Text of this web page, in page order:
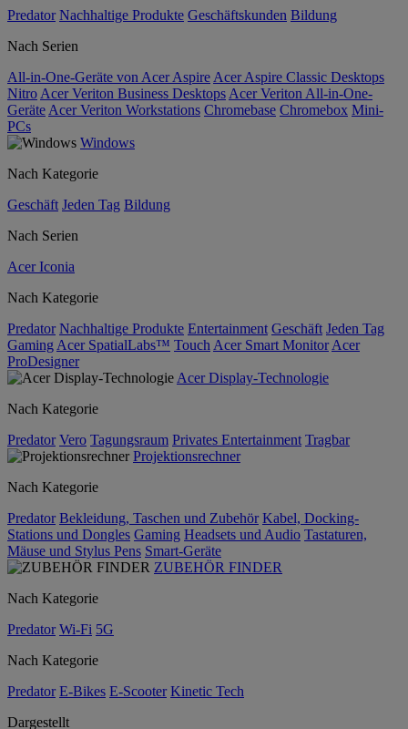
Predator Nachhaltige Produkte Geschäftskunden Bildung
Nach Serien
All-in-One-Geräte von Acer Aspire Acer Aspire Classic Desktops
Nitro Acer Veriton Business Desktops Acer Veriton All-in-One-
Geräte Acer Veriton Workstations Chromebase Chromebox Mini-
PCs
Windows
Nach Kategorie
Geschäft Jeden Tag Bildung
Nach Serien
Acer Iconia
Nach Kategorie
Predator Nachhaltige Produkte Entertainment Geschäft Jeden Tag
Gaming Acer SpatialLabs™ Touch Acer Smart Monitor Acer
ProDesigner
Acer Display-Technologie
Nach Kategorie
Predator Vero Tagungsraum Privates Entertainment Tragbar
Projektionsrechner
Nach Kategorie
Predator Bekleidung, Taschen und Zubehör Kabel, Docking-
Stations und Dongles Gaming Headsets und Audio Tastaturen,
Mäuse und Stylus Pens Smart-Geräte
ZUBEHÖR FINDER
Nach Kategorie
Predator Wi-Fi 5G
Nach Kategorie
Predator E-Bikes E-Scooter Kinetic Tech
Dargestellt